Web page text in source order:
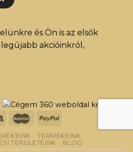
és Ön is az elsők
akcióinkról,
TERMÉKEINK
TERÜLETEINK
BLOG